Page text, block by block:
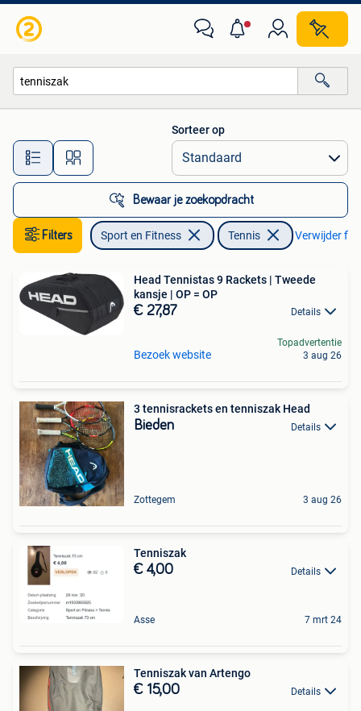
Alle afstanden…
Sorteer op
Bewaar je zoekopdracht
Filters Sport en Fitness Tennis Verwijder
Head Tennistas 9 Rackets | Tweede
kansje | OP = OP
€ 27,87 Details
Bezoek website
Topadvertentie
3 aug 26
3 tennisrackets en tenniszak Head
Bieden Details
Zottegem 3 aug 26
Tenniszak
€ 4,00 Details
Asse 7 mrt 24
Tenniszak van Artengo
€ 15,00 Details